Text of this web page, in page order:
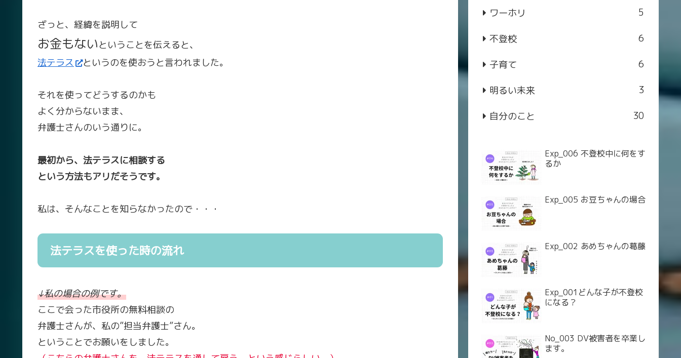
ざっと、経緯を説明して
お金もないということを伝えると、
法テラス
というのを使おうと言われました。
それを使ってどうするのかも
よく分からないまま、
弁護士さんのいう通りに。
最初から、法テラスに相談する
という方法もアリだそうです。
私は、そんなことを知らなかったので・・・
法テラスを使った時の流れ
↓私の場合の例です。
ここで会った市役所の無料相談の
弁護士さんが、私の”担当弁護士”さん。
ということでお願いをしました。
ワーホリ 5
不登校 6
子育て 6
明るい未来 3
自分のこと 30
Exp_006 不登校中に何をす
るか
Exp_005 お豆ちゃんの場合
Exp_002 あめちゃんの葛藤
Exp_001どんな子が不登校
になる？
No_003 DV被害者を卒業し
ます。